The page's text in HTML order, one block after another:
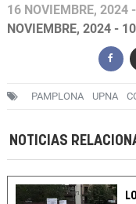
16 NOVIEMBRE, 2024
NOVIEMBRE, 2024 -
PAMPLONA UPNA
NOTICIAS